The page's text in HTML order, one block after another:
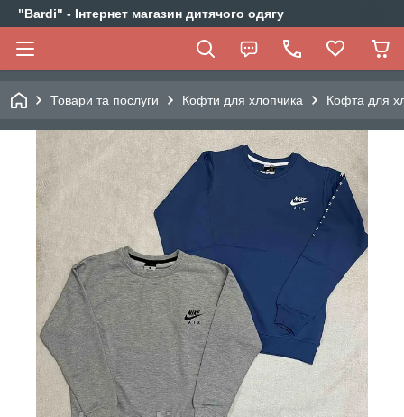
"Bardi" - Інтернет магазин дитячого одягу
Товари та послуги Кофти для хлопчика Кофта для